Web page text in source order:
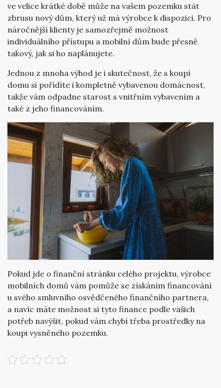
ve velice krátké době může na vašem pozemku stát
zbrusu nový dům, který už má výrobce k dispozici. Pro
náročnější klienty je samozřejmě možnost
individuálního přístupu a mobilní dům bude přesně
takový, jak si ho naplánujete.
Jednou z mnoha výhod je i skutečnost, že s koupí
domu si pořídíte i kompletně vybavenou domácnost,
takže vám odpadne starost s vnitřním vybavením a
také z jeho financováním.
Pokud jde o finanční stránku celého projektu, výrobce
mobilních domů vám pomůže se získáním financování
u svého smluvního osvědčeného finančního partnera,
a navíc máte možnost si tyto finance podle vašich
potřeb navýšit, pokud vám chybí třeba prostředky na
koupi vysněného pozemku.